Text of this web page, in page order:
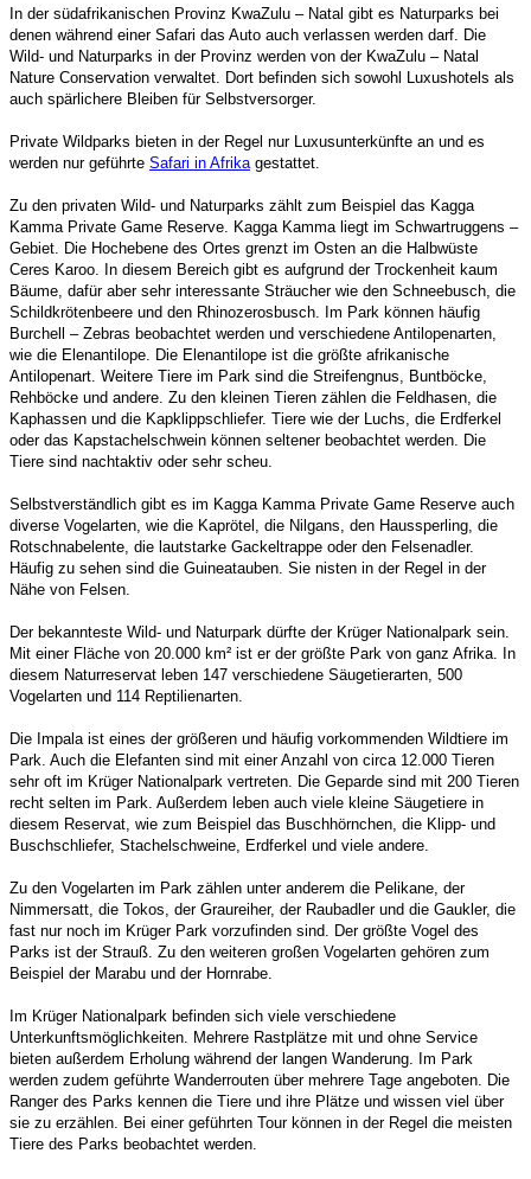
In der südafrikanischen Provinz KwaZulu – Natal gibt es Naturparks bei
denen während einer Safari das Auto auch verlassen werden darf. Die
Wild- und Naturparks in der Provinz werden von der KwaZulu – Natal
Nature Conservation verwaltet. Dort befinden sich sowohl Luxushotels als
auch spärlichere Bleiben für Selbstversorger.
Private Wildparks bieten in der Regel nur Luxusunterkünfte an und es
werden nur geführte Safari in Afrika gestattet.
Zu den privaten Wild- und Naturparks zählt zum Beispiel das Kagga
Kamma Private Game Reserve. Kagga Kamma liegt im Schwartruggens –
Gebiet. Die Hochebene des Ortes grenzt im Osten an die Halbwüste
Ceres Karoo. In diesem Bereich gibt es aufgrund der Trockenheit kaum
Bäume, dafür aber sehr interessante Sträucher wie den Schneebusch, die
Schildkrötenbeere und den Rhinozerosbusch. Im Park können häufig
Burchell – Zebras beobachtet werden und verschiedene Antilopenarten,
wie die Elenantilope. Die Elenantilope ist die größte afrikanische
Antilopenart. Weitere Tiere im Park sind die Streifengnus, Buntböcke,
Rehböcke und andere. Zu den kleinen Tieren zählen die Feldhasen, die
Kaphassen und die Kapklippschliefer. Tiere wie der Luchs, die Erdferkel
oder das Kapstachelschwein können seltener beobachtet werden. Die
Tiere sind nachtaktiv oder sehr scheu.
Selbstverständlich gibt es im Kagga Kamma Private Game Reserve auch
diverse Vogelarten, wie die Kaprötel, die Nilgans, den Haussperling, die
Rotschnabelente, die lautstarke Gackeltrappe oder den Felsenadler.
Häufig zu sehen sind die Guineatauben. Sie nisten in der Regel in der
Nähe von Felsen.
Der bekannteste Wild- und Naturpark dürfte der Krüger Nationalpark sein.
Mit einer Fläche von 20.000 km² ist er der größte Park von ganz Afrika. In
diesem Naturreservat leben 147 verschiedene Säugetierarten, 500
Vogelarten und 114 Reptilienarten.
Die Impala ist eines der größeren und häufig vorkommenden Wildtiere im
Park. Auch die Elefanten sind mit einer Anzahl von circa 12.000 Tieren
sehr oft im Krüger Nationalpark vertreten. Die Geparde sind mit 200 Tieren
recht selten im Park. Außerdem leben auch viele kleine Säugetiere in
diesem Reservat, wie zum Beispiel das Buschhörnchen, die Klipp- und
Buschschliefer, Stachelschweine, Erdferkel und viele andere.
Zu den Vogelarten im Park zählen unter anderem die Pelikane, der
Nimmersatt, die Tokos, der Graureiher, der Raubadler und die Gaukler, die
fast nur noch im Krüger Park vorzufinden sind. Der größte Vogel des
Parks ist der Strauß. Zu den weiteren großen Vogelarten gehören zum
Beispiel der Marabu und der Hornrabe.
Im Krüger Nationalpark befinden sich viele verschiedene
Unterkunftsmöglichkeiten. Mehrere Rastplätze mit und ohne Service
bieten außerdem Erholung während der langen Wanderung. Im Park
werden zudem geführte Wanderrouten über mehrere Tage angeboten. Die
Ranger des Parks kennen die Tiere und ihre Plätze und wissen viel über
sie zu erzählen. Bei einer geführten Tour können in der Regel die meisten
Tiere des Parks beobachtet werden.